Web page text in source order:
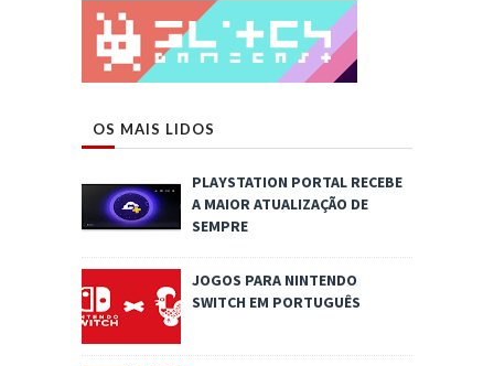
OS MAIS LIDOS
PLAYSTATION PORTAL RECEBE
A MAIOR ATUALIZAÇÃO DE
SEMPRE
JOGOS PARA NINTENDO
SWITCH EM PORTUGUÊS